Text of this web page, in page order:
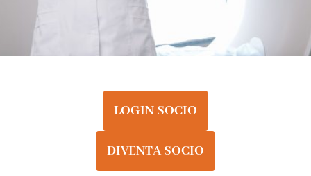
LOGIN SOCIO
DIVENTA SOCIO